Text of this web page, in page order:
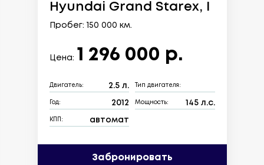
Hyundai Grand Starex, I
Пробег: 150 000 км.
Цена: 1 296 000 р.
Двигатель: 2.5 л. Тип двигателя:
Год: 2012 Мощность: 145 л.с.
КПП: автомат
Забронировать